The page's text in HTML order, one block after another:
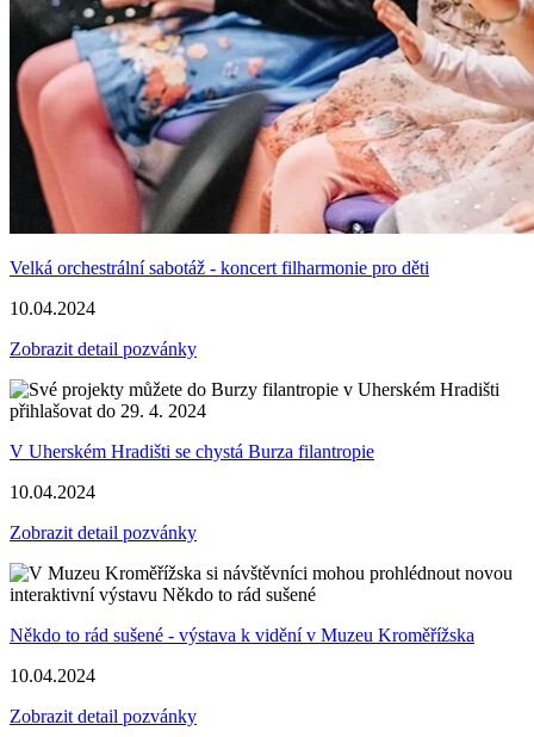
Velká orchestrální sabotáž - koncert filharmonie pro děti
10.04.2024
Zobrazit detail pozvánky
V Uherském Hradišti se chystá Burza filantropie
10.04.2024
Zobrazit detail pozvánky
Někdo to rád sušené - výstava k vidění v Muzeu Kroměřížska
10.04.2024
Zobrazit detail pozvánky